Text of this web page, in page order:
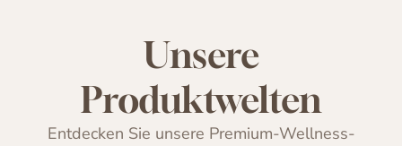
Unsere
Produktwelten
Entdecken Sie unsere Premium-Wellness-